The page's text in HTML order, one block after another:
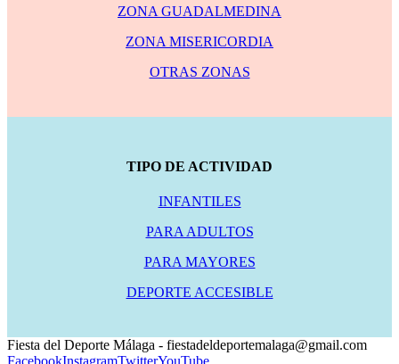
ZONA GUADALMEDINA
ZONA MISERICORDIA
OTRAS ZONAS
TIPO DE ACTIVIDAD
INFANTILES
PARA ADULTOS
PARA MAYORES
DEPORTE ACCESIBLE
Fiesta del Deporte Málaga - fiestadeldeportemalaga@gmail.com
FacebookInstagramTwitterYouTube